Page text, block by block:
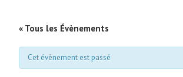
« Tous les Évènements
Cet évènement est passé